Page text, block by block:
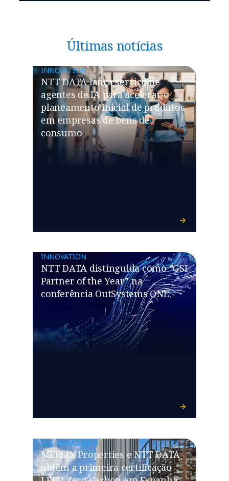
Últimas notícias
INNOVATION
NTT DATA lança serviço de
agentes de IA para acelerar o
planeamento inicial de produtos
em empresas de bens de
consumo
INNOVATION
NTT DATA distinguida como “GSI
Partner of the Year” na
conferência OutSystems ONE
SUSTAINABILITY
MERLIN Properties e NTT DATA
obtêm a primeira certificação